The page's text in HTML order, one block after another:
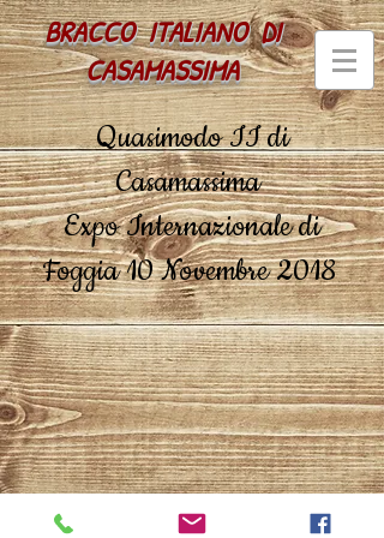
BRACCO ITALIANODI
CASAMASSIMA
Quasimodo II di
Casamassima
Expo Internazionale di
Foggia 10 Novembre 2018